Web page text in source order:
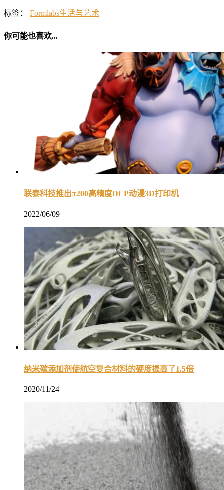
标签： Formlabs生活与艺术
你可能也喜欢...
联泰科技推出π200高精度DLP动漫3D打印机
2022/06/09
纳米碳添加剂使航空复合材料的硬度提高了1.5倍
2020/11/24